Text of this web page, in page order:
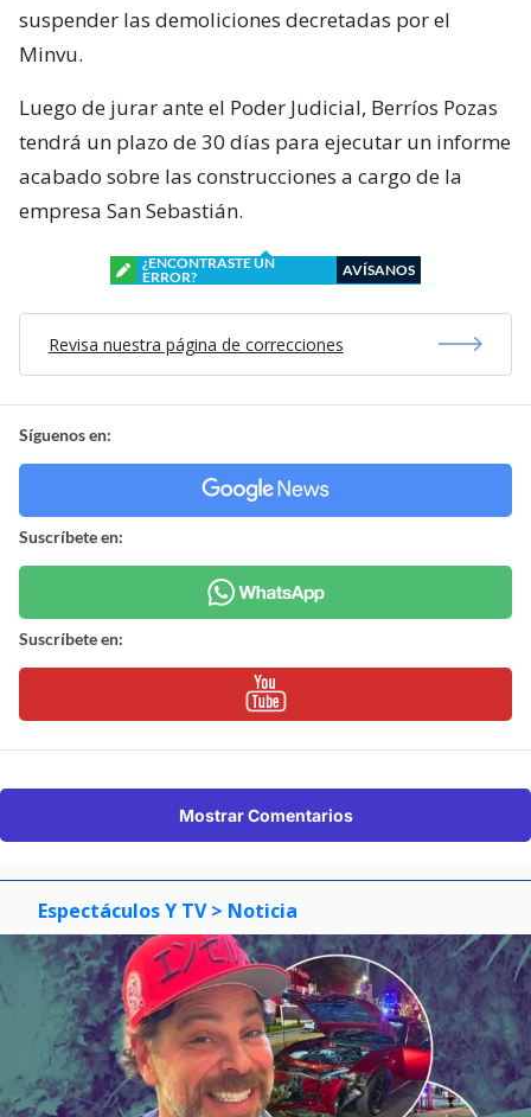
suspender las demoliciones decretadas por el
Minvu.
Luego de jurar ante el Poder Judicial, Berríos Pozas
tendrá un plazo de 30 días para ejecutar un informe
acabado sobre las construcciones a cargo de la
empresa San Sebastián.
¿ENCONTRASTE UN
ERROR?
AVÍSANOS
Revisa nuestra página de correcciones
Síguenos en:
Suscríbete en:
Suscríbete en:
Mostrar Comentarios
Espectáculos Y TV > Noticia